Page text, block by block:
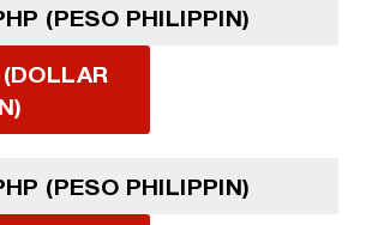
(PESO PHILIPPIN)
(PESO PHILIPPIN)